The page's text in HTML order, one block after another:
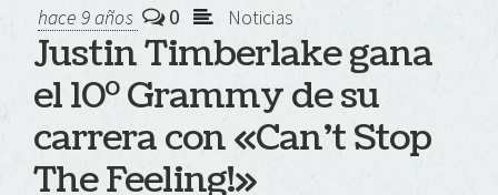
hace 9 años 0 Noticias
Justin Timberlake gana
el 10º Grammy de su
carrera con «Can’t Stop
The Feeling!»